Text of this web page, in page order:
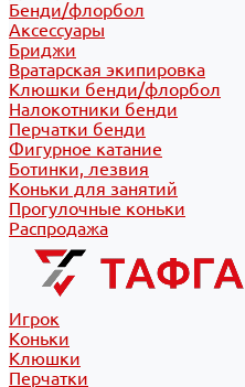
Бенди/флорбол
Аксессуары
Бриджи
Вратарская экипировка
Клюшки бенди/флорбол
Налокотники бенди
Перчатки бенди
Фигурное катание
Ботинки, лезвия
Коньки для занятий
Прогулочные коньки
Распродажа
Игрок
Коньки
Клюшки
Перчатки